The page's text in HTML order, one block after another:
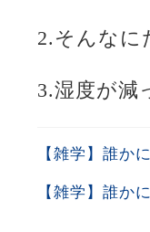
2.そんなに
3.湿度が減
【雑学】誰か
【雑学】誰か